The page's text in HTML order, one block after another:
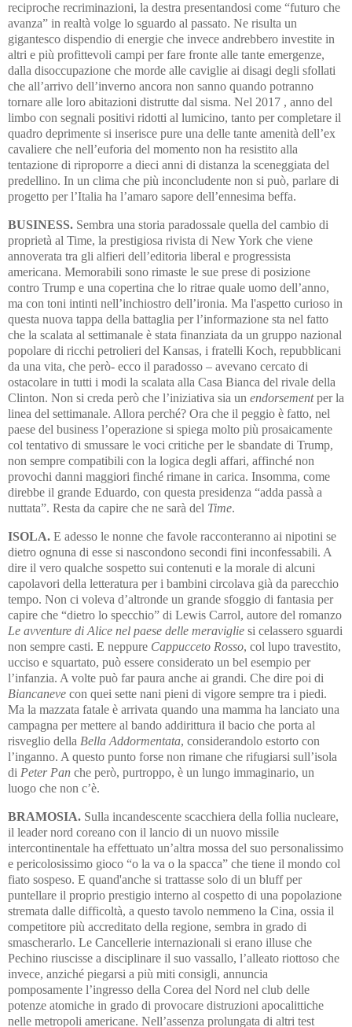
reciproche re­criminazioni, la destra presentandosi come “futuro che
avanza” in real­tà volge lo sguardo al passato. Ne risulta un
gigantesco dispendio di energie che invece andrebbero investite in
altri e più profittevoli campi per fare fronte alle tante emergenze,
dalla disoccupazione che morde alle caviglie ai disagi degli sfollati
che all’arrivo dell’inverno ancora non sanno quando potranno
tornare alle loro abitazioni distrutte dal si­sma. Nel 2017 , anno del
limbo con segnali positivi ridotti al lumi­ci­no, tanto per completare il
quadro deprimente si inserisce pure una delle tan­te amenità dell’ex
cavaliere che nell’euforia del momento non ha re­si­stito alla
tentazione di riproporre a dieci anni di distanza la sce­neggiata del
predellino. In un clima che più inconcludente non si può, parlare di
progetto per l’Italia ha l’amaro sapore dell’ennesima beffa.
BUSINESS. Sembra una storia paradossale quella del cambio di
pro­prietà al Time, la prestigiosa rivista di New York che viene
annoverata tra gli alfieri dell’editoria liberal e progressista
americana. Memorabili sono rimaste le sue prese di posizione
contro Trump e una copertina che lo ritrae quale uomo dell’anno,
ma con toni intinti nell’inchiostro dell’ironia. Ma l'aspetto curioso in
questa nuova tappa della battaglia per l’informazione sta nel fatto
che la scalata al settimanale è stata finanziata da un gruppo nazional
popolare di ricchi petrolieri del Kansas, i fratelli Koch, repubblicani
da una vita, che però- ecco il paradosso – avevano cercato di
ostacolare in tutti i modi la scalata alla Casa Bianca del rivale della
Clinton. Non si creda però che l’iniziativa sia un endorsementper la
linea del settimanale. Allora perché? Ora che il peggio è fatto, nel
paese del business l’operazione si spiega molto più prosaicamente
col tentativo di smussare le voci critiche per le sbandate di Trump,
non sempre compatibili con la logica degli affari, affinché non
provochi danni maggiori finché rimane in carica. Insomma, come
direbbe il grande Eduardo, con questa presidenza “adda passà a
nuttata”. Resta da capire che ne sarà del Time.
ISOLA. E adesso le nonne che favole racconteranno ai nipotini se
dietro ognuna di esse si nascondono secondi fini inconfessabili. A
dire il vero qualche sospetto sui contenuti e la morale di alcuni
capolavori della letteratura per i bambini circolava già da parecchio
tempo. Non ci voleva d’altronde un grande sfoggio di fantasia per
capire che “dietro lo specchio” di Lewis Carrol, autore del romanzo
Le avventure di Alice nel paese delle meraviglie si celassero sguardi
non sempre casti. E neppure Cappucceto Rosso, col lupo travestito,
ucciso e squartato, può essere considerato un bel esempio per
l’infanzia. A volte può far paura anche ai grandi. Che dire poi di
Biancaneve con quei sette nani pieni di vigore sempre tra i piedi.
Ma la mazzata fatale è arrivata quando una mamma ha lanciato una
campagna per mettere al bando addirittura il bacio che porta al
risveglio della Bella Addormentata, considerandolo estorto con
l’inganno. A questo punto forse non rimane che rifugiarsi sull’isola
di Peter Pan che però, purtroppo, è un lungo immaginario, un
luogo che non c’è.
BRAMOSIA. Sulla incandescente scacchiera della follia nucleare,
il leader nord coreano con il lancio di un nuovo missile
intercontinentale ha effettuato un’altra mossa del suo personalissimo
e pericolosissimo gioco “o la va o la spacca” che tiene il mondo col
fiato sospeso. E quand'anche si trattasse solo di un bluff per
puntellare il proprio prestigio interno al cospetto di una popolazione
stremata dalle difficoltà, a questo tavolo nemmeno la Cina, ossia il
competitore più accreditato della regione, sembra in grado di
smascherarlo. Le Cancellerie internazionali si erano illuse che
Pechino riuscisse a disciplinare il suo vassallo, l’alleato riottoso che
invece, anziché piegarsi a più miti consigli, annuncia
pomposamente l’ingresso della Corea del Nord nel club delle
potenze atomiche in grado di provocare distruzioni apocalittiche
nelle metropoli americane. Nell’assenza prolungata di altri test